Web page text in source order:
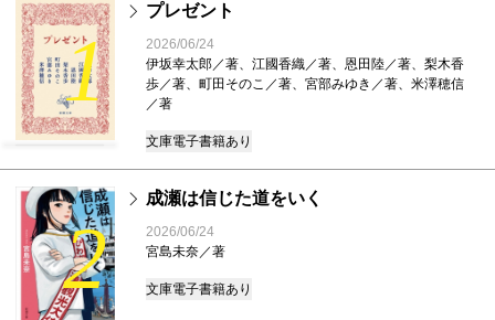
1
プレゼント
2026/06/24
伊坂幸太郎／著、江國香織／著、恩田陸／著、梨木香
歩／著、町田そのこ／著、宮部みゆき／著、米澤穂信
／著
文庫電子書籍あり
2
成瀬は信じた道をいく
2026/06/24
宮島未奈／著
文庫電子書籍あり